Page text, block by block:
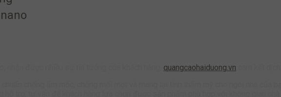
quangcaohaiduong.vn